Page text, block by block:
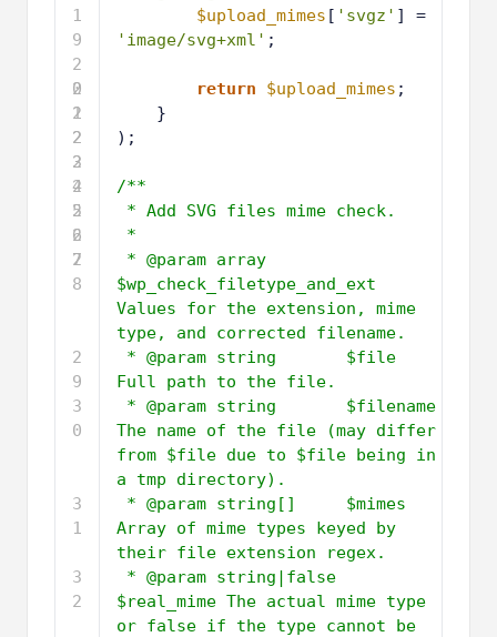
1
9
2
0
2
1
2
2
2
3
2
4
2
5
2
6
2
7
2
8
2
9
3
0
3
1
3
2
$upload_mimes [ 'svgz'
'image/svg+xml' ;
return $upload_mimes ;
}
);
/**
* Add SVG files mime check.
*
* @param array
$wp_check_filetype_and_ext
Values for the extension, mime
type, and corrected filename.
* @param string       $file
Full path to the file.
* @param string       $filename
The name of the file (may differ
from $file due to $file being in
a tmp directory).
* @param string[]     $mimes
Array of mime types keyed by
their file extension regex.
* @param string|false
$real_mime The actual mime type
or false if the type cannot be